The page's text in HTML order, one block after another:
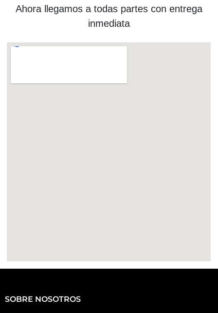
Ahora llegamos a todas partes con entrega
inmediata
SOBRE NOSOTROS